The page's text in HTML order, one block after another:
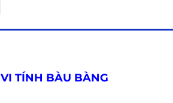
Liên hệ
TÍNH BÀU BÀNG